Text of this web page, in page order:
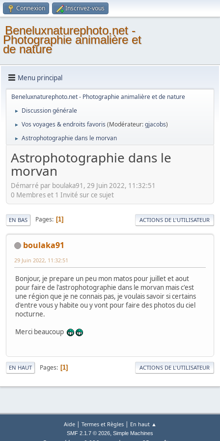
Connexion Inscrivez-vous
Beneluxnaturephoto.net -
Photographie animalière et
de nature
Menu principal
Beneluxnaturephoto.net - Photographie animalière et de nature
► Discussion générale
► Vos voyages & endroits favoris (Modérateur:gjacobs)
► Astrophotographie dans le morvan
Astrophotographie dans le
morvan
Démarré par boulaka91, 29 Juin 2022, 11:32:51
0 Membres et 1 Invité sur ce sujet
EN BAS Pages 1 ACTIONS DE L'UTILISATEUR
boulaka91
29 Juin 2022, 11:32:51
Bonjour, je prepare un peu mon matos pour juillet et aout
pour faire de l'astrophotographie dans le morvan mais c'est
une région que je ne connais pas, je voulais savoir si certains
d'entre vous y habite ou y vont pour faire des photos du ciel
nocturne.
Merci beaucoup
EN HAUT Pages 1 ACTIONS DE L'UTILISATEUR
Aide| Termes et Règles| En haut ▲
SMF 2.1.7 © 2026, Simple Machines